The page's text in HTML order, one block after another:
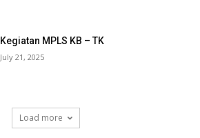
Kegiatan MPLS KB – TK
July 21, 2025
Load more